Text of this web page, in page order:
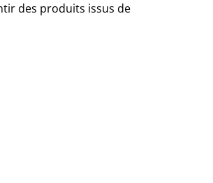
des produits issus de